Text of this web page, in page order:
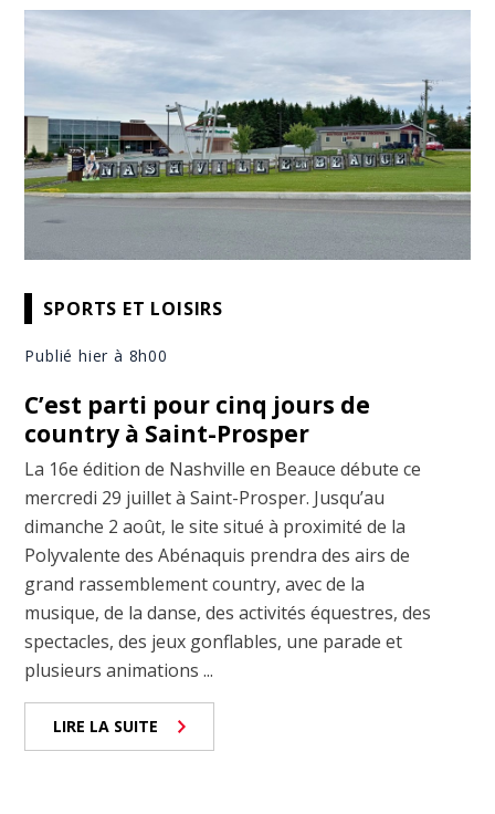
SPORTS ET LOISIRS
Publié hier à 8h00
C’est parti pour cinq jours de
country à Saint-Prosper
La 16e édition de Nashville en Beauce débute ce
mercredi 29 juillet à Saint-Prosper. Jusqu’au
dimanche 2 août, le site situé à proximité de la
Polyvalente des Abénaquis prendra des airs de
grand rassemblement country, avec de la
musique, de la danse, des activités équestres, des
spectacles, des jeux gonflables, une parade et
plusieurs animations ...
LIRE LA SUITE